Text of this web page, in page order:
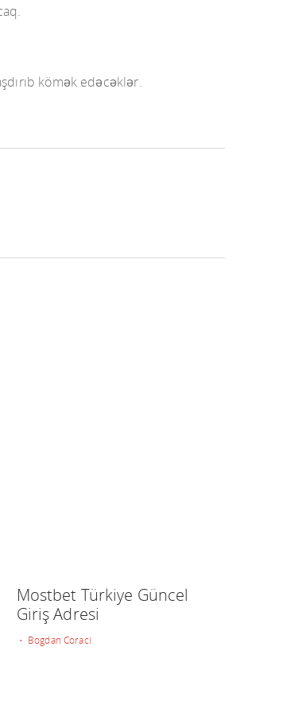
kömək edəcəklər.
Mostbet Türkiye Güncel
Giriş Adresi
• Bogdan Coraci